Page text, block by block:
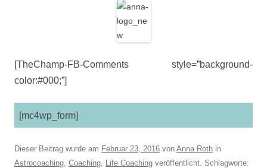
[TheChamp-FB-Comments style=”background-
color:#000;”]
[mc4wp_form]
Dieser Beitrag wurde am Februar 23, 2016 von Anna Roth in
Astrocoaching, Coaching, Life Coaching veröffentlicht. Schlagworte: